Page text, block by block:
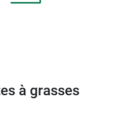
à grasses